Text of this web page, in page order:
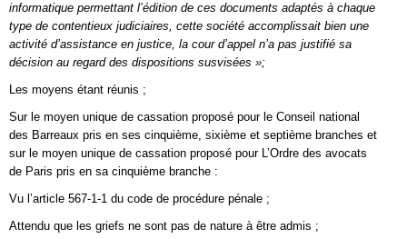
informatique permettant l’édition de ces documents adaptés à chaque
type de contentieux judiciaires, cette société accomplissait bien une
activité d’assistance en justice, la cour d’appel n’a pas justifié sa
décision au regard des dispositions susvisées »;
Les moyens étant réunis ;
Sur le moyen unique de cassation proposé pour le Conseil national
des Barreaux pris en ses cinquième, sixième et septième branches et
sur le moyen unique de cassation proposé pour L’Ordre des avocats
de Paris pris en sa cinquième branche :
Vu l’article 567-1-1 du code de procédure pénale ;
Attendu que les griefs ne sont pas de nature à être admis ;